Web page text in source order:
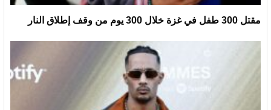
مقتل 300 طفل في غزة خلال 300 يوم من وقف إطلاق النار